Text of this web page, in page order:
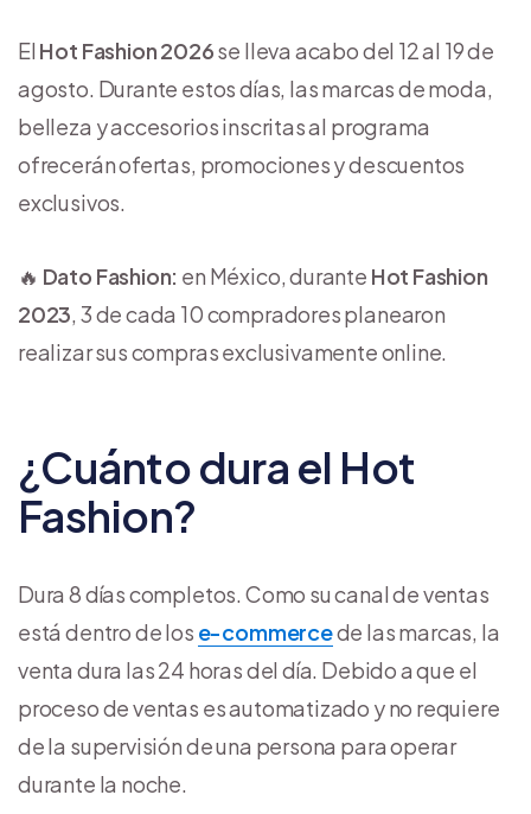
El Hot Fashion 2026se lleva acabo del 12 al 19 de
agosto. Durante estos días, las marcas de moda,
belleza y accesorios inscritas al programa
ofrecerán ofertas, promociones y descuentos
exclusivos.
🔥 Dato Fashion: en México, durante Hot Fashion
2023, 3 de cada 10 compradores planearon
realizar sus compras exclusivamente online.
¿Cuánto dura el Hot
Fashion?
Dura 8 días completos. Como su canal de ventas
está dentro de los e-commercede las marcas, la
venta dura las 24 horas del día. Debido a que el
proceso de ventas es automatizado y no requiere
de la supervisión de una persona para operar
durante la noche.